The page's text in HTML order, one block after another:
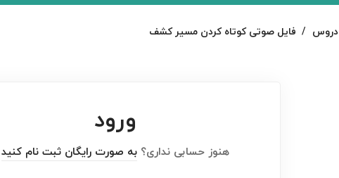
دروس فایل صوتی کوتاه کردن مسیر کشف
ورود
هنوز حسابی نداری؟ به صورت رایگان ثبت نام کنید